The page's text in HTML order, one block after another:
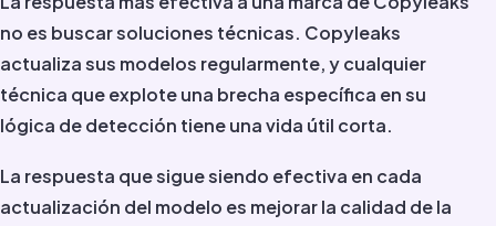
no es buscar soluciones técnicas. Copyleaks
actualiza sus modelos regularmente, y cualquier
técnica que explote una brecha específica en su
lógica de detección tiene una vida útil corta.
La respuesta que sigue siendo efectiva en cada
actualización del modelo es mejorar la calidad de la